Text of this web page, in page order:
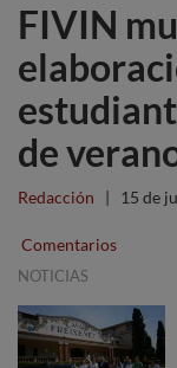
FIVIN
de
Redacción | 15 de
Comentarios
NOTICIAS